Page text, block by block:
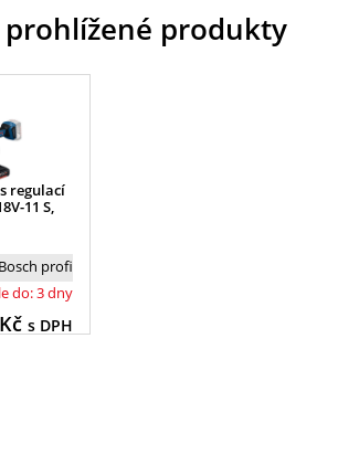
prohlížené produkty
regulací
11 S,
Bosch profi
do: 3 dny
s DPH